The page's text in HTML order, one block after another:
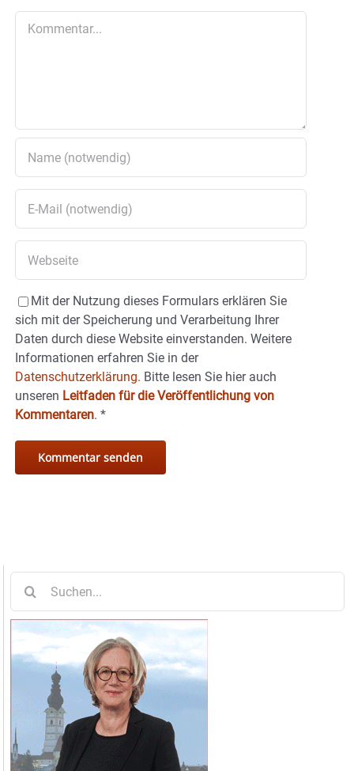
Mit der Nutzung dieses Formulars erklären Sie
sich mit der Speicherung und Verarbeitung Ihrer
Daten durch diese Website einverstanden. Weitere
Informationen erfahren Sie in der
Datenschutzerklärung. Bitte lesen Sie hier auch
unseren Leitfaden für die Veröffentlichung von
Kommentaren. *
nach: